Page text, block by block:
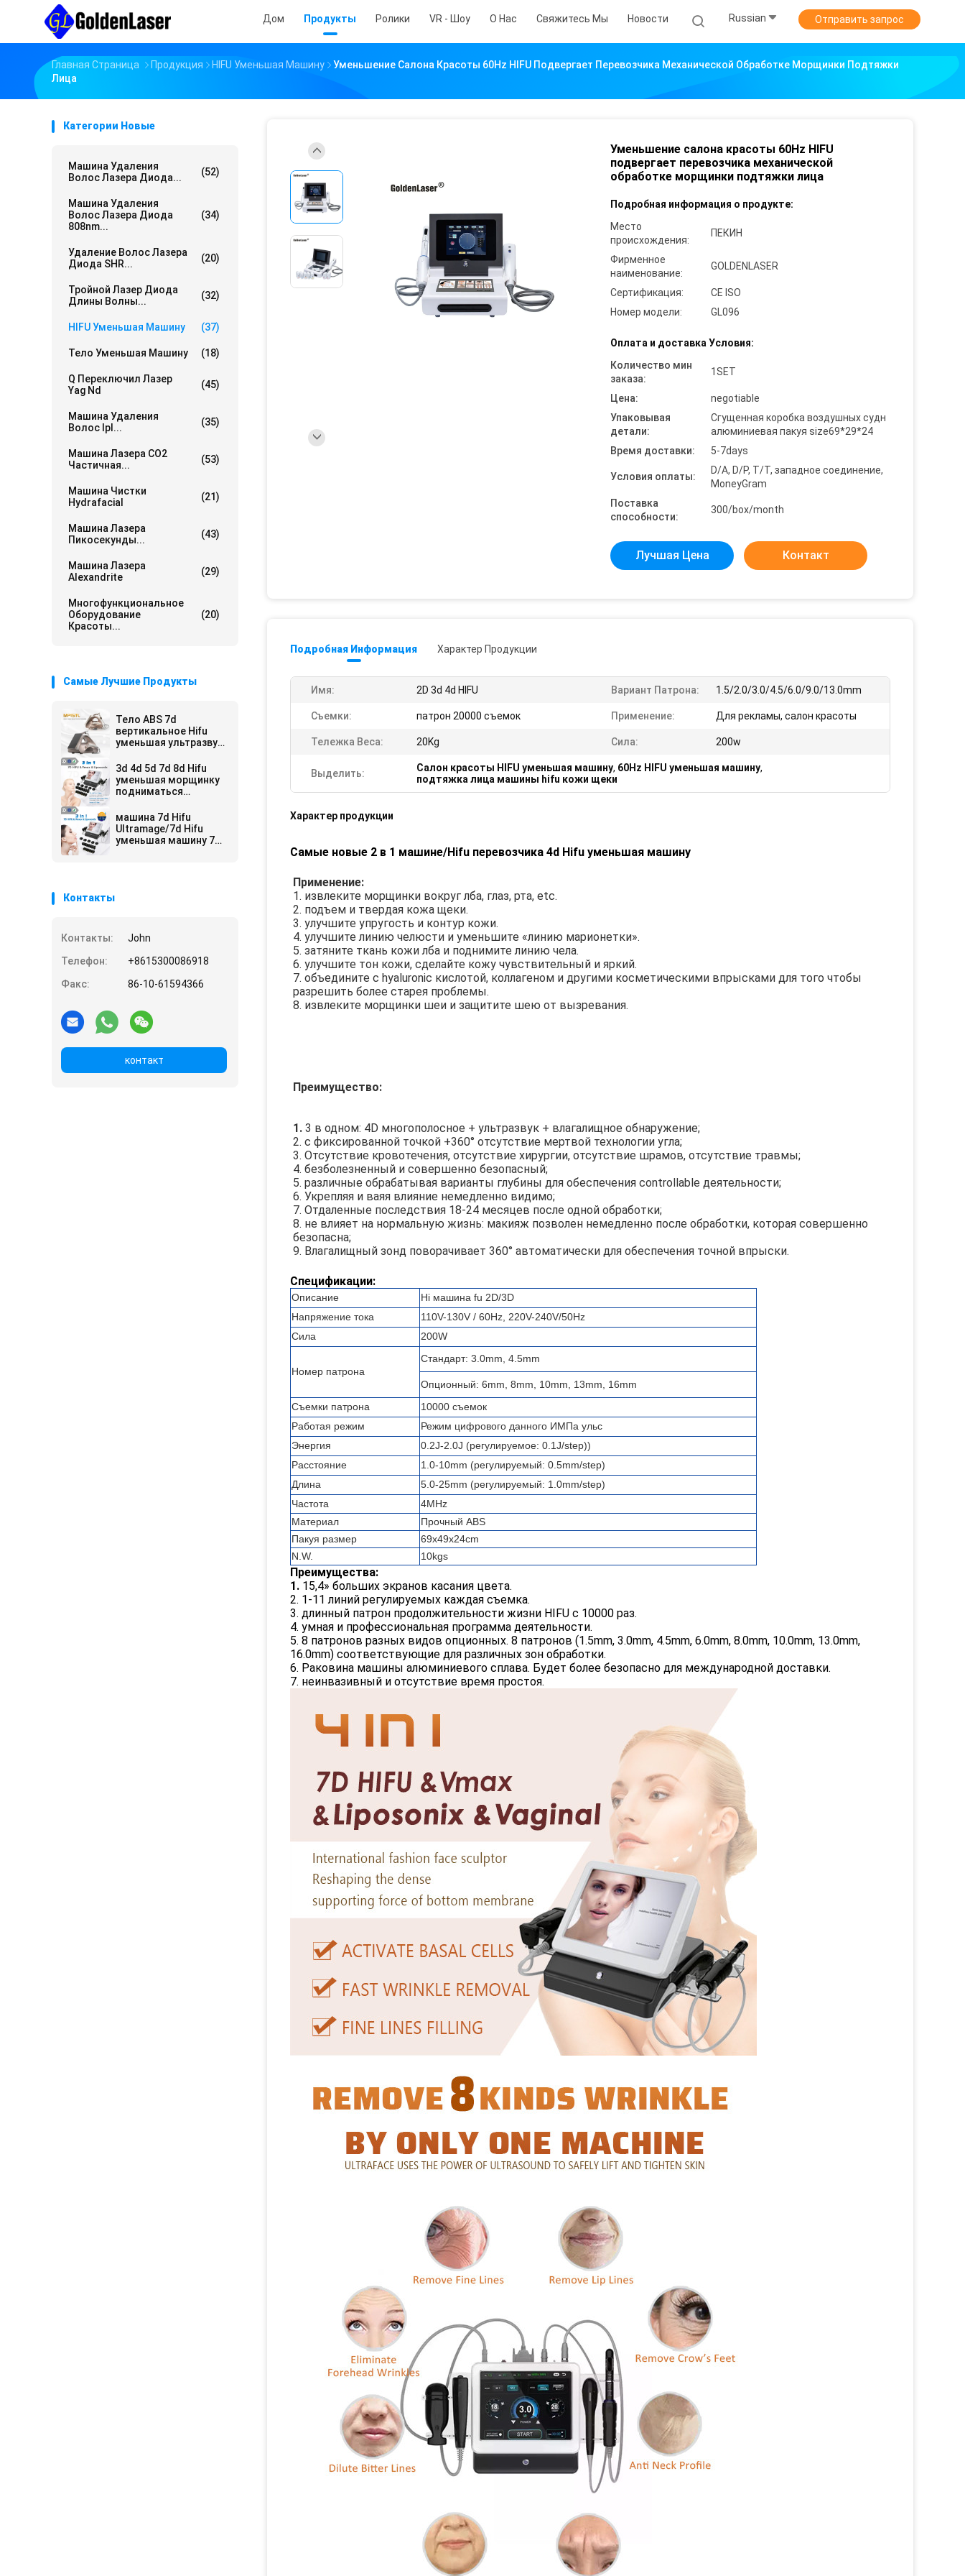
Дом Продукты Ролики VR - Шоу О Нас Свяжитесь Мы Новости Russian Отправить запрос
Главная Страница Продукция HIFU Уменьшая Машину
Уменьшение Салона Красоты 60Hz HIFU Подвергает Перевозчика Механической Обработке Морщинки Подтяжки
Лица
Категории Новые
Машина Удаления
Волос Лазера Диода...
(52)
Машина Удаления
Волос Лазера Диода
808nm...
(34)
Удаление Волос Лазера
Диода SHR...
(20)
Тройной Лазер Диода
Длины Волны...
(32)
HIFU Уменьшая Машину (37)
Тело Уменьшая Машину (18)
Q Переключил Лазер
Yag Nd
(45)
Машина Удаления
Волос Ipl...
(35)
Машина Лазера СО2
Частичная...
(53)
Машина Чистки
Hydrafacial
(21)
Машина Лазера
Пикосекунды...
(43)
Машина Лазера
Alexandrite
(29)
Многофункциональное
Оборудование
Красоты...
(20)
Самые Лучшие Продукты
Тело ABS 7d
вертикальное Hifu
уменьшая ультразвук
сфокусированный
Высоко-
интенсивностью
3d 4d 5d 7d 8d Hifu
уменьшая морщинку
подниматься
анти-
машина 7d Hifu
Ultramage/7d Hifu
уменьшая машину 7d
Контакты
Контакты:
John
Телефон:
+8615300086918
Факс:
86-10-61594366
контакт
Уменьшение салона красоты 60Hz HIFU
подвергает перевозчика механической
обработке морщинки подтяжки лица
Подробная информация о продукте:
Место
происхождения:
ПЕКИН
Фирменное
наименование:
GOLDENLASER
Сертификация:
CE ISO
Номер модели:
GL096
Оплата и доставка Условия:
Количество мин
заказа:
1SET
Цена:
negotiable
Упаковывая
детали:
Сгущенная коробка воздушных судн
алюминиевая пакуя size69*29*24
Время доставки:
5-7days
Условия оплаты:
D/A, D/P, T/T, западное соединение,
MoneyGram
Поставка
способности:
300/box/month
Лучшая Цена Контакт
Подробная Информация Характер Продукции
Имя: 2D 3d 4d HIFU Вариант Патрона: 1.5/2.0/3.0/4.5/6.0/9.0/13.0mm
Съемки: патрон 20000 съемок Применение: Для рекламы, салон красоты
Тележка Веса: 20Kg Сила: 200w
Выделить: Салон красоты HIFU уменьшая машину, 60Hz HIFU уменьшая машину,
подтяжка лица машины hifu кожи щеки
Характер продукции
Самые новые 2 в 1 машине/Hifu перевозчика 4d Hifu уменьшая машину
Применение:
1. извлеките морщинки вокруг лба, глаз, рта, etc.
2. подъем и твердая кожа щеки.
3. улучшите упругость и контур кожи.
4. улучшите линию челюсти и уменьшите «линию марионетки».
5. затяните ткань кожи лба и поднимите линию чела.
6. улучшите тон кожи, сделайте кожу чувствительный и яркий.
7. объедините с hyaluronic кислотой, коллагеном и другими косметическими впрысками для того чтобы
разрешить более старея проблемы.
8. извлеките морщинки шеи и защитите шею от вызревания.
Преимущество:
1. 3 в одном: 4D многополосное + ультразвук + влагалищное обнаружение;
2. с фиксированной точкой +360° отсутствие мертвой технологии угла;
3. Отсутствие кровотечения, отсутствие хирургии, отсутствие шрамов, отсутствие травмы;
4. безболезненный и совершенно безопасный;
5. различные обрабатывая варианты глубины для обеспечения controllable деятельности;
6. Укрепляя и ваяя влияние немедленно видимо;
7. Отдаленные последствия 18-24 месяцев после одной обработки;
8. не влияет на нормальную жизнь: макияж позволен немедленно после обработки, которая совершенно
безопасна;
9. Влагалищный зонд поворачивает 360° автоматически для обеспечения точной впрыски.
Спецификации:
Описание
Hi машина fu 2D/3D
Напряжение тока
110V-130V / 60Hz, 220V-240V/50Hz
Сила
200W
Номер патрона
Стандарт: 3.0mm, 4.5mm
Опционный: 6mm, 8mm, 10mm, 13mm, 16mm
Съемки патрона
10000 съемок
Работая режим
Режим цифрового данного ИМПа ульс
Энергия
0.2J-2.0J (регулируемое: 0.1J/step))
Расстояние
1.0-10mm (регулируемый: 0.5mm/step)
Длина
5.0-25mm (регулируемый: 1.0mm/step)
Частота
4MHz
Материал
Прочный ABS
Пакуя размер
69x49x24cm
N.W.
10kgs
Преимущества:
1. 15,4» больших экранов касания цвета.
2. 1-11 линий регулируемых каждая съемка.
3. длинный патрон продолжительности жизни HIFU с 10000 раз.
4. умная и профессиональная программа деятельности.
5. 8 патронов разных видов опционных. 8 патронов (1.5mm, 3.0mm, 4.5mm, 6.0mm, 8.0mm, 10.0mm, 13.0mm,
16.0mm) соответствующие для различных зон обработки.
6. Раковина машины алюминиевого сплава. Будет более безопасно для международной доставки.
7. неинвазивный и отсутствие время простоя.